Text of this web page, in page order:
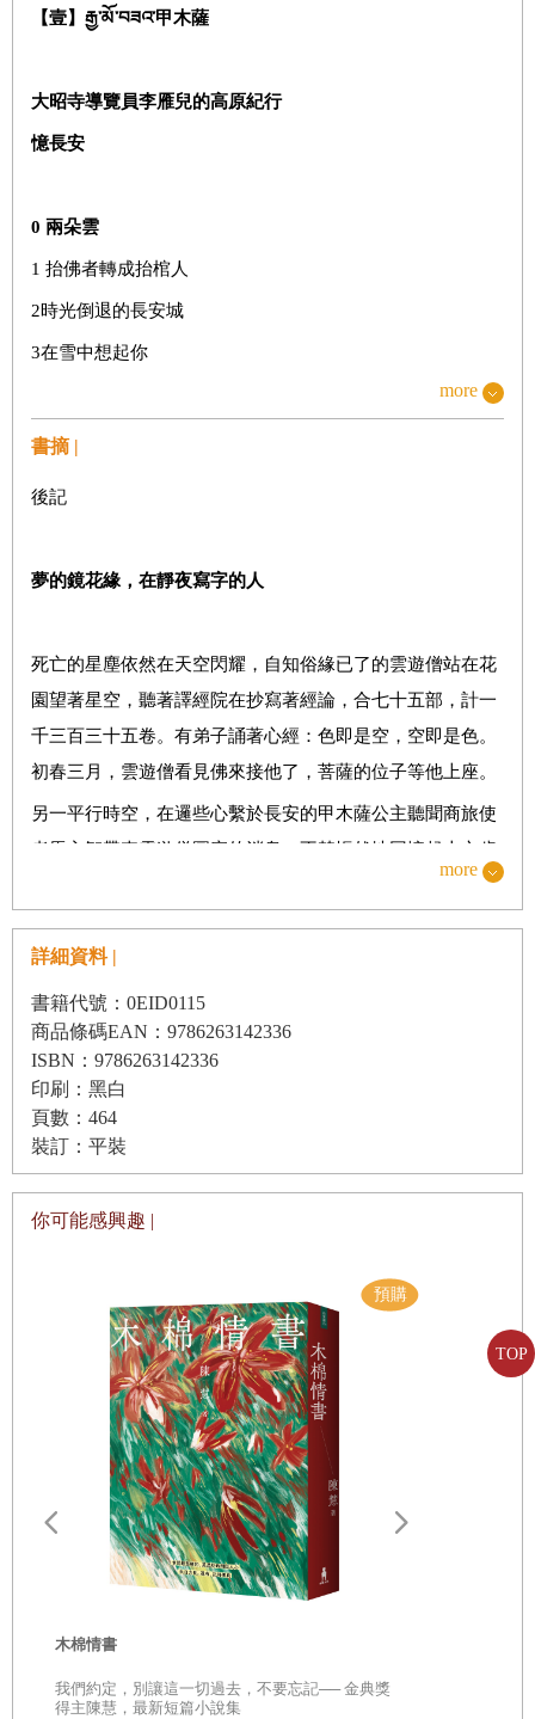
TOP
【壹】 རྒྱ་མོ་བཟའ་甲木薩
大昭寺導覽員李雁兒的高原紀行
憶長安
0 兩朵雲
1 抬佛者轉成抬棺人
2時光倒退的長安城
3在雪中想起你
5 赭面人
11 文功可成
12 從小就愛佛
13 送到塞外的君父
14 六試婚使
19 漫長和親之路
20 自此相逢在夢中
21香塵轉客塵
22初見贊普
23異語陌地
24烈熱與酷寒
26 遇見尺尊公主
27 點火即吹
28 直把異鄉當故鄉
29布達拉宮
32 唐柳悠悠
33 聽風的歌
more
書摘 |
後記
夢的鏡花緣，在靜夜寫字的人
死亡的星塵依然在天空閃耀，自知俗緣已了的雲遊僧站在花
園望著星空，聽著譯經院在抄寫著經論，合七十五部，計一
千三百三十五卷。有弟子誦著心經：色即是空，空即是色。
初春三月，雲遊僧看見佛來接他了，菩薩的位子等他上座。
另一平行時空，在邏些心繫於長安的甲木薩公主聽聞商旅使
者馬玄智帶來雲遊僧圓寂的消息，不禁悵然地回憶起十六歲
前在長安的生活。很多年前，那是她最後一次在長安城過新
黃昏後的高原，她的未來情人是高原的王，他的國土展現神
威，朝她的愛情結界而來。
甲木薩在高原生活四十載，守寡三十有餘，原來，無性可以
專一，一心讀經，信心不變，信念不轉。就像她在長安花園
看過異域培植到中土的魚，那是無性的魚，所以專心成長，
專心長成想成為的樣子，肥大碩美。據悉古代的盲眼樂師，
為了音樂讓自己失去眼睛，為了精密的聽清楚一切世間的聲
音。祖師教念佛亦如是，命懸一絲的念。慧可大師，立雪斷
爾後她在由長安報信者一路攜至高原的雲遊僧譯典中，度過
她在高原的漫漫長夜，同時在每個夜晚，回憶起自己的一
生命的最後，譫妄症的她走出布達拉宮，眼前彷彿拉開長安
夢華錄，她看見雲遊僧來到眼前，坐落在大小昭寺，正和十
二歲釋迦牟尼佛的等身佛像說話。
甲木薩，她幾度生生滅滅，猶如佛魔手中的一只棋子。長安
出產僧人與詩人，還出產可以像男人般出外騎馬射箭的女
性。他們知道比戰爭更有利的武器不是刀劍而是愛情，於是
公主，貝瑪蓮花，昇華成女神，上位為菩薩。她過世之後，
more
詳細資料 |
書籍代號：0EID0115
商品條碼EAN：9786263142336
ISBN：9786263142336
印刷：黑白
頁數：464
裝訂：平裝
你可能感興趣 |
木棉情書
我們約定，別讓這一切過去，不要忘記── 金典獎
得主陳慧，最新短篇小說集